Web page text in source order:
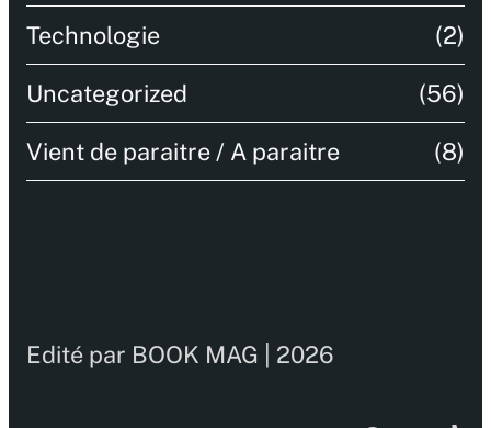
Technologie (2)
Uncategorized (56)
Vient de paraitre / A paraitre (8)
Edité par BOOK MAG | 2026